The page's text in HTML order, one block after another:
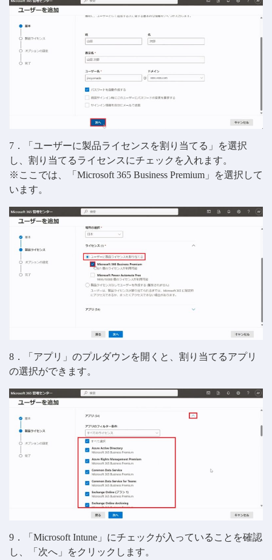
7．「ユーザーに製品ライセンスを割り当てる」を選択
し、割り当てるライセンスにチェックを入れます。
※ここでは、「Microsoft 365 Business Premium」を選択して
います。
8．「アプリ」のプルダウンを開くと、割り当てるアプリ
の選択ができます。
9．「Microsoft Intune」にチェックが入っていることを確認
し、「次へ」をクリックします。